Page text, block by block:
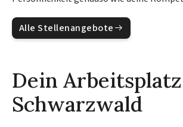
Alle Stellenangebote
Dein
Schwarzwald